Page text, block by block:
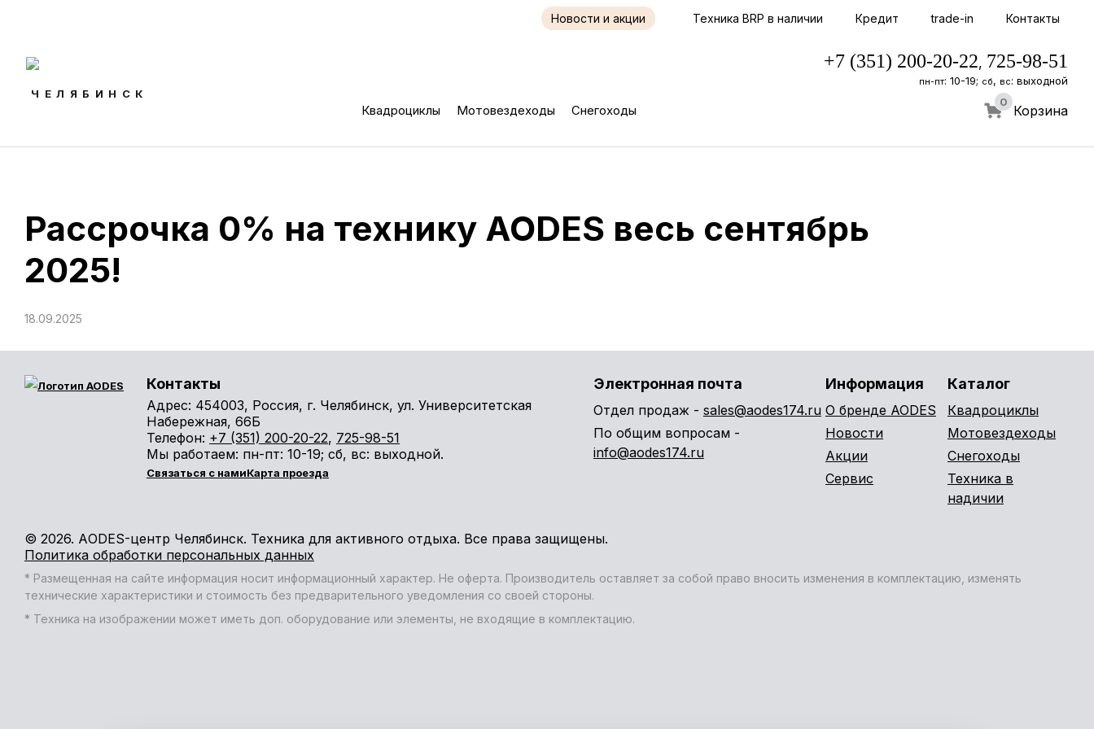
Новости и акции Техника BRP в наличии Кредит trade-in Контакты
AODES-ЦЕНТР
ЧЕЛЯБИНСК
Квадроциклы Мотовездеходы Снегоходы
+7 (351) 200-20-22, 725-98-51
пн-пт: 10-19; сб, вс: выходной
Корзина
0
Рассрочка 0% на технику AODES весь сентябрь
2025!
18.09.2025
Контакты
Адрес: 454003, Россия, г. Челябинск, ул. Университетская
Набережная, 66Б
Телефон: +7 (351) 200-20-22, 725-98-51
Мы работаем: пн-пт: 10-19; сб, вс: выходной.
Связаться с намиКарта проезда
Электронная почта
Отдел продаж - sales@aodes174.ru
По общим вопросам -
info@aodes174.ru
Информация
О бренде AODES
Новости
Акции
Сервис
Каталог
Квадроциклы
Мотовездеходы
Снегоходы
Техника в
надичии
© 2026. АODES-центр Челябинск. Техника для активного отдыха. Все права защищены.
Политика обработки персональных данных
* Размещенная на сайте информация носит информационный характер. Не оферта. Производитель оставляет за собой право вносить изменения в комплектацию, изменять
технические характеристики и стоимость без предварительного уведомления со своей стороны.
* Техника на изображении может иметь доп. оборудование или элементы, не входящие в комплектацию.